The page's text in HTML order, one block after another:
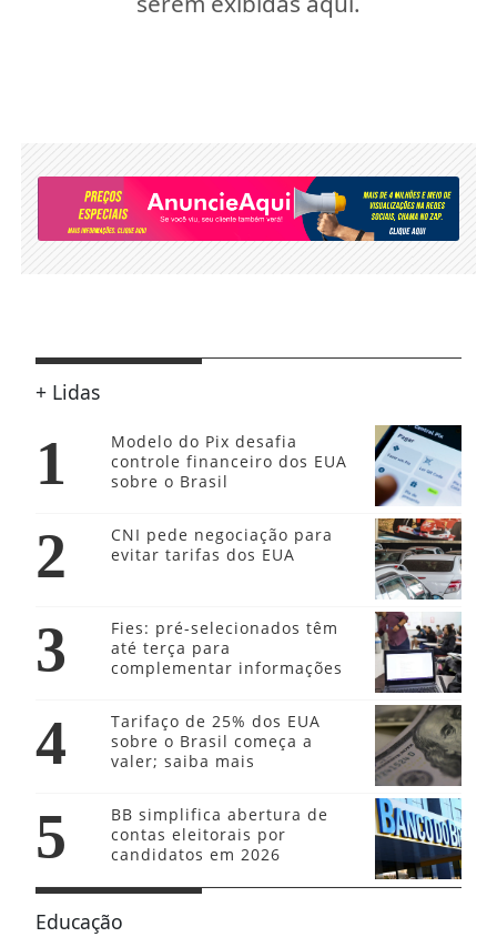
+ Lidas
1
Modelo do Pix desafia
controle financeiro dos EUA
sobre o Brasil
2
CNI pede negociação para
evitar tarifas dos EUA
3
Fies: pré-selecionados têm
até terça para
complementar informações
4
Tarifaço de 25% dos EUA
sobre o Brasil começa a
valer; saiba mais
5
BB simplifica abertura de
contas eleitorais por
candidatos em 2026
Educação